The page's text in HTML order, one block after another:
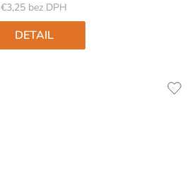
€3,25 bez DPH
DETAIL